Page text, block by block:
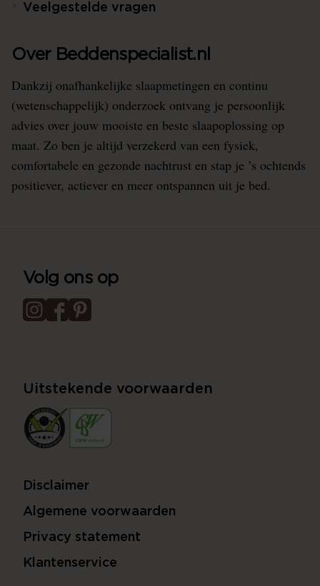
Veelgestelde vragen
Over Beddenspecialist.nl
Dankzij onafhankelijke slaapmetingen en continu
(wetenschappelijk) onderzoek ontvang je persoonlijk
advies over jouw mooiste en beste slaapoplossing op
maat. Zo ben je altijd verzekerd van een fysiek,
comfortabele en gezonde nachtrust en stap je ’s ochtends
positiever, actiever en meer ontspannen uit je bed.
Volg ons op
Uitstekende voorwaarden
Disclaimer
Algemene voorwaarden
Privacy statement
Klantenservice